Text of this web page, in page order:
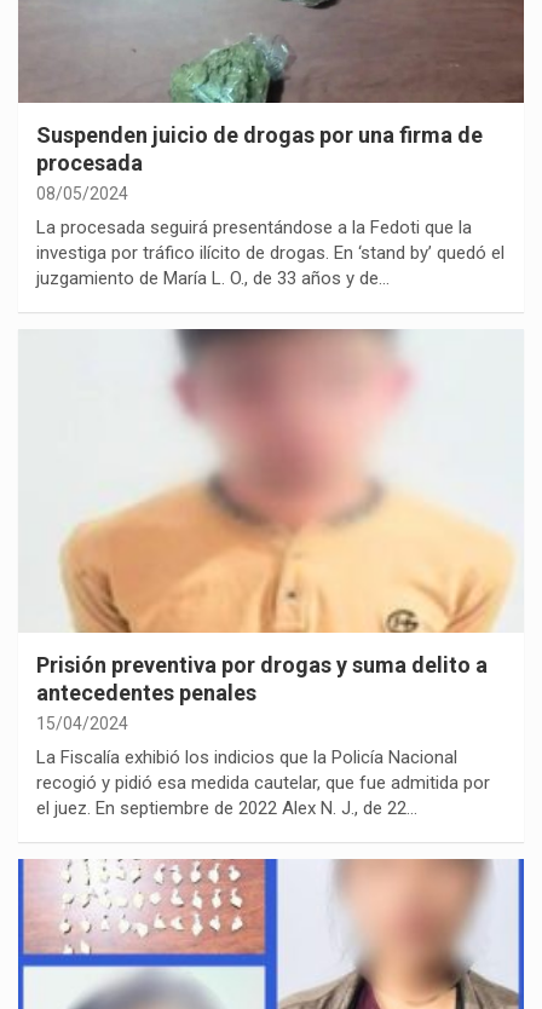
Suspenden juicio de drogas por una firma de
procesada
08/05/2024
La procesada seguirá presentándose a la Fedoti que la
investiga por tráfico ilícito de drogas. En ‘stand by’ quedó el
juzgamiento de María L. O., de 33 años y de…
Prisión preventiva por drogas y suma delito a
antecedentes penales
15/04/2024
La Fiscalía exhibió los indicios que la Policía Nacional
recogió y pidió esa medida cautelar, que fue admitida por
el juez. En septiembre de 2022 Alex N. J., de 22…